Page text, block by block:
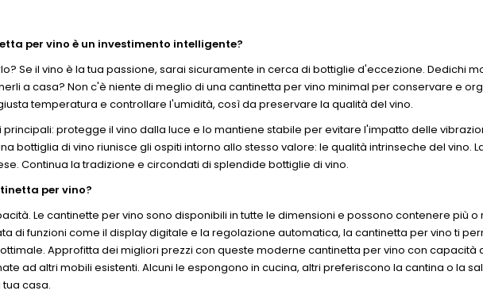
per vino è un investimento intelligente?
Se il vino è la tua passione, sarai sicuramente in cerca di bottiglie d'eccezione. Dedichi
a casa? Non c'è niente di meglio di una cantinetta per vino minimal per conservare e
temperatura e controllare l'umidità, così da preservare la qualità del vino.
protegge il vino dalla luce e lo mantiene stabile per evitare l'impatto delle
bottiglia di vino riunisce gli ospiti intorno allo stesso valore: le qualità intrinseche del vino.
Continua la tradizione e circondati di splendide bottiglie di vino.
per vino?
Le cantinette per vino sono disponibili in tutte le dimensioni e possono contenere più
di funzioni come il display digitale e la regolazione automatica, la cantinetta per vino ti
Approfitta dei migliori prezzi con queste moderne cantinetta per vino con capacità
ad altri mobili esistenti. Alcuni le espongono in cucina, altri preferiscono la cantina o la
casa.